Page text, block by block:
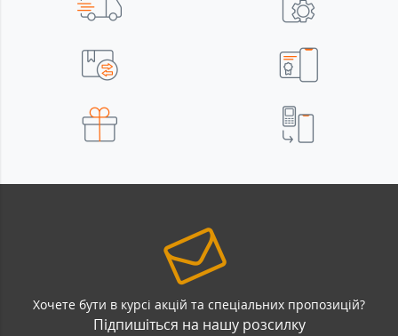
Хочете бути в курсі акцій та спеціальних пропозицій?
Підпишіться на нашу розсилку